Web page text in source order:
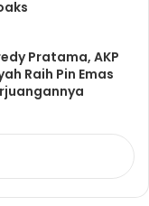
Pratama, AKP
Raih Pin Emas